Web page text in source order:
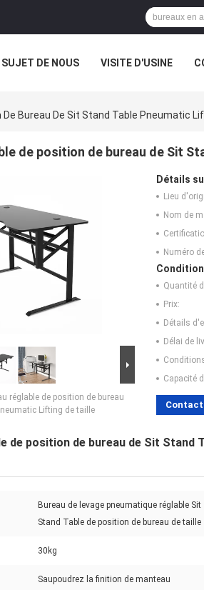
DE NOUS VISITE D'USINE
De Bureau De Sit Stand Table Pneumatic
de position de bureau de Sit
réglable de position de bureau
Lifting de taille
Détails
Lieu
Nom de
Numéro
Quantité
Prix:
Détails
Délai de
Capacité
Contact
de position de bureau de Sit Stand
Bureau de levage pneumatique réglable Sit
Stand Table de position de bureau de taille
30kg
Saupoudrez la finition de manteau